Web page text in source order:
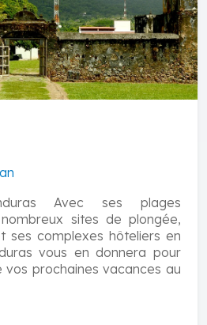
Avec ses plages
sites de plongée,
ses complexes hôteliers en
vous en donnera pour
prochaines vacances au